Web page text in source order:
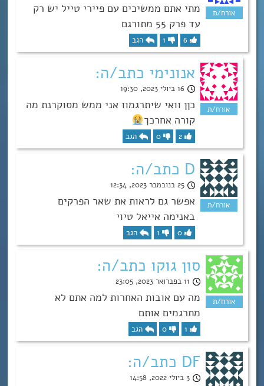
מתי אתם ממשיכים עם פיירי טייל יש רק
עד פרק 55 מתורגם
6
1 הגב
אנונימי כתב/ה:
16 ביולי 2023, 19:30
כןן וואי שיתרגמוו אני ממש מסוקרנת מה
קורה אחרכך
2
0 הגב
D כתב/ה:
25 בנובמבר 2023, 12:34
אפשר גם לראות את שאר הפרקים
באנימה אייאל טיוי
0
1 הגב
סון גוקו כתב/ה:
11 בפברואר 2023, 23:05
מה עם אובות האחרות למה אתם לא
מתרגמים אותם
1
0 הגב
DF כתב/ה:
3 ביולי 2022, 14:58